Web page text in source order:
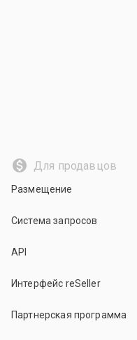
Для продавцов
Размещение
Система запросов
API
Интерфейс reSeller
Партнерская программа